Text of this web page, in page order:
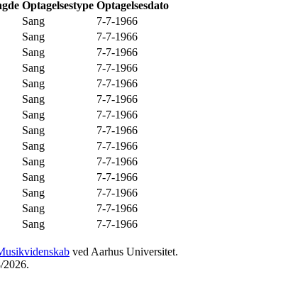
Optagelsestype Optagelsesdato
Sang
7-7-1966
Sang
7-7-1966
Sang
7-7-1966
Sang
7-7-1966
Sang
7-7-1966
Sang
7-7-1966
Sang
7-7-1966
Sang
7-7-1966
Sang
7-7-1966
Sang
7-7-1966
Sang
7-7-1966
Sang
7-7-1966
Sang
7-7-1966
Sang
7-7-1966
ved Aarhus Universitet.
2026.